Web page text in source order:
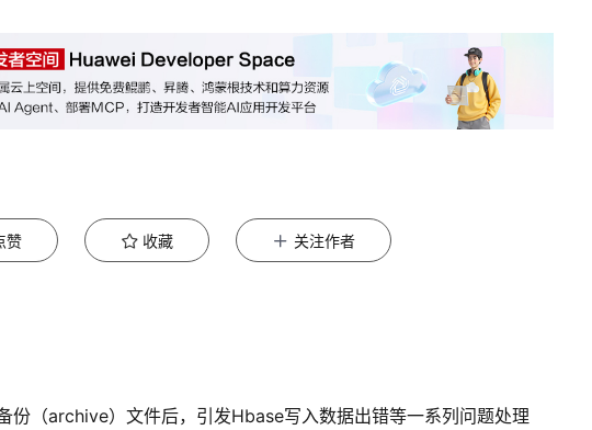
赞 收藏 关注作者
份（archive）文件后，引发Hbase写入数据出错等一系列问题处理